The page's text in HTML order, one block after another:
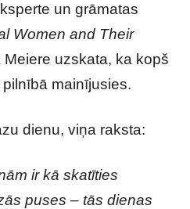
un grāmatas
Women and Their
uzskata, ka kopš
mainījusies.
dienu, viņa raksta:
ir kā skatīties
puses – tās dienas